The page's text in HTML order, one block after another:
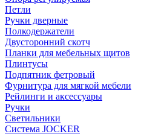
Петли
Ручки дверные
Полкодержатели
Двусторонний скотч
Планки для мебельных щитов
Плинтусы
Подпятник фетровый
Фурнитура для мягкой мебели
Рейлинги и аксессуары
Ручки
Светильники
Система JOCKER